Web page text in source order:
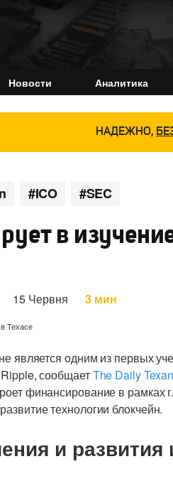
Новости Аналитика
НАДЕЖНО,
#ICO #SEC
в
15 Червня 3 мин
является одним из первых
сообщаетThe Daily Texan
финансирование в рамках
технологии блокчейн.
и развития